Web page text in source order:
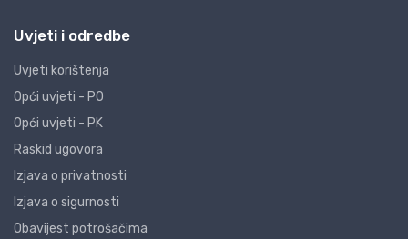
Uvjeti i odredbe
Uvjeti korištenja
Opći uvjeti - PO
Opći uvjeti - PK
Raskid ugovora
Izjava o privatnosti
Izjava o sigurnosti
Obavijest potrošačima